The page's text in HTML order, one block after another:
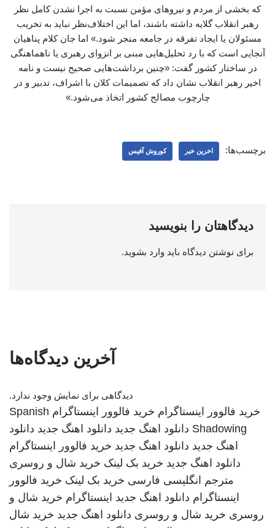
که بخشی از مردم و نیروهای مؤمن نسبت به اجرا نشدن کامل نظر
رهبر انقلاب گلایه داشته باشند، اما این اختلاف‌نظر نباید به تخریب
مسئولان یا ایجاد تفرقه در جامعه منجر شود.» اما جان کلام پناهیان
آنجایی است که با رد تحلیل‌هایی مبنی بر انزوای رهبری یا ناهماهنگی
در ساختار کشور گفت: «چنین برداشت‌هایی صحیح نیست و نامه
اخیر رهبر انقلاب نشان داد که تصمیمات کلان با اشراف، تدبیر و در
چارچوب مصالح کشور اتخاذ می‌شود.»
برچسب‌ها: اخرین خبر کوروش آفیس
دیدگاهتان را بنویسید
برای نوشتن دیدگاه باید وارد بشوید.
آخرین دیدگاه‌ها
دیدگاهی برای نمایش وجود ندارد.
خرید فالوور اینستاگرام خرید فالوور اینستاگرام Spanish
Shadowing دانلود اهنگ جدید دانلود اهنگ جدید دانلود
اهنگ جدید دانلود اهنگ جدید خرید فالوور اینستاگرام
دانلود اهنگ جدید خرید بک لینک خرید شال و روسری
مترجم انگلیسی فارسی خرید بک لینک خرید فالوور
اینستاگرام دانلود اهنگ جدید اینستاگرام خرید شال و
روسری خرید شال و روسری دانلود اهنگ جدید خرید شال